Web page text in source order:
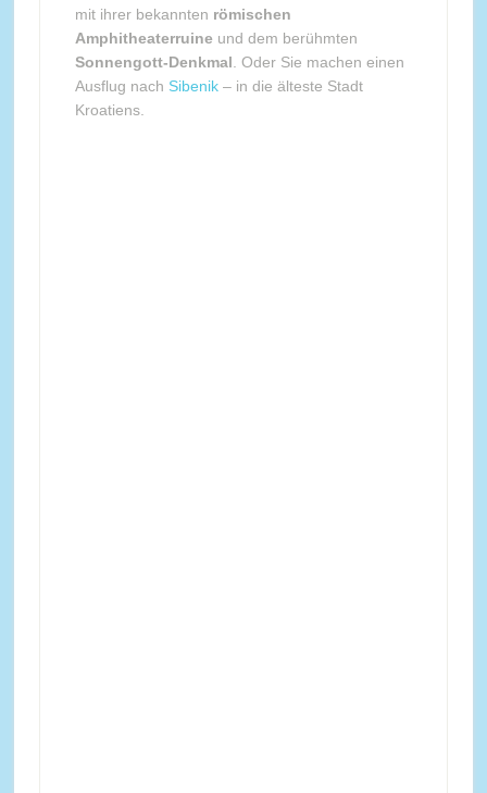
mit ihrer bekannten römischen
Amphitheaterruine und dem berühmten
Sonnengott-Denkmal . Oder Sie machen einen
Ausflug nach Sibenik– in die älteste Stadt
Kroatiens.